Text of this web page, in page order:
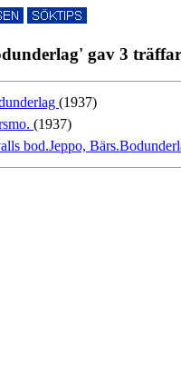
gav 3 träffar
(1937)
(1937)
bod.Jeppo,